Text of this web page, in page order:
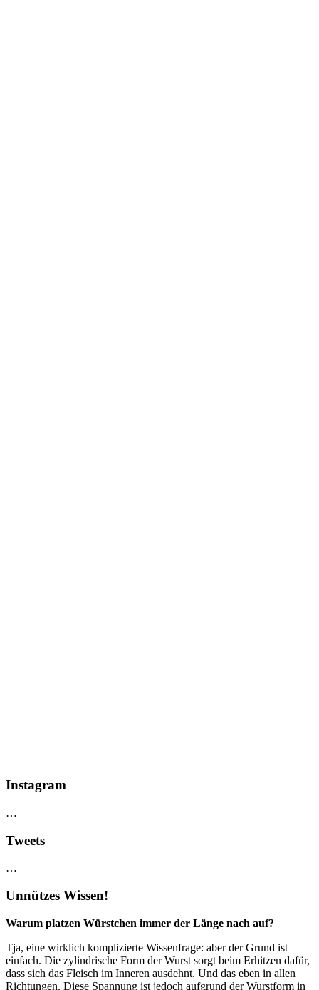
Instagram
…
Tweets
…
Unnützes Wissen!
Warum platzen Würstchen immer der Länge nach auf?
Tja, eine wirklich komplizierte Wissenfrage: aber der Grund ist
einfach. Die zylindrische Form der Wurst sorgt beim Erhitzen dafür,
dass sich das Fleisch im Inneren ausdehnt. Und das eben in allen
Richtungen. Diese Spannung ist jedoch aufgrund der Wurstform in